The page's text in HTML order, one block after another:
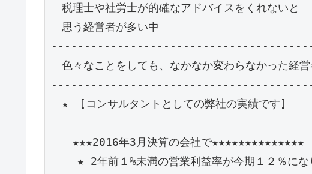
税理士や社労士が的確なアドバイスをくれないと
思う経営者が多い中
色々なことをしても、なかなか変わらなかった経
★　[コンサルタントとしての弊社の実績です]
★★★2016年3月決算の会社で★★★★★★★★★★★★★★
★ 2年前１%未満の営業利益率が今期１２％にな